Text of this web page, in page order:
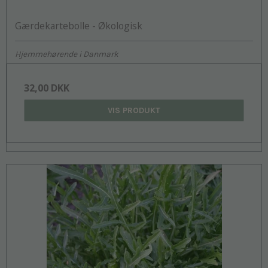
Gærdekartebolle - Økologisk
Hjemmehørende i Danmark
32,00 DKK
VIS PRODUKT